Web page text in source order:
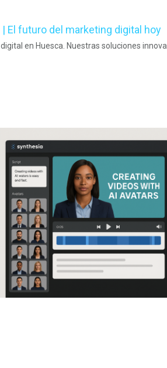
El futuro del marketing digital hoy
en Huesca. Nuestras soluciones